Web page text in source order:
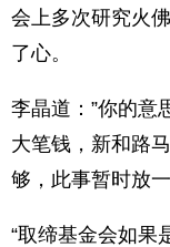
会上多次研究火
了心。
李晶道：”你的意
大笔钱，新和路
够，此事暂时放一
“取缔基金会如果